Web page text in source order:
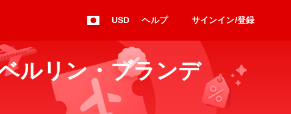
USD ヘルプ サインイン/登録
ルリン・ブランデ